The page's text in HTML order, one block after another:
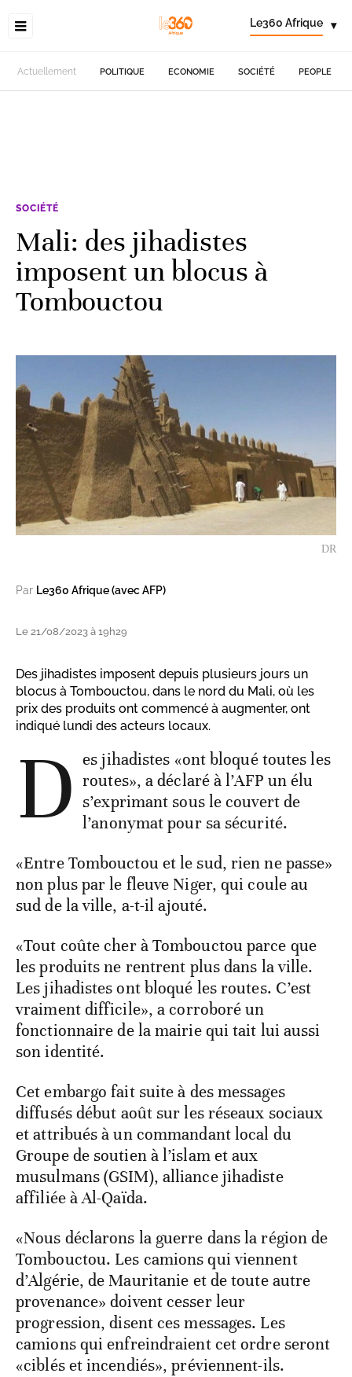
Le360 Afrique ▾
Actuellement POLITIQUE ECONOMIE SOCIÉTÉ PEOPLE
SOCIÉTÉ
Mali: des jihadistes
imposent un blocus à
Tombouctou
DR
Par Le360 Afrique (avec AFP)
Le 21/08/2023 à 19h29
Des jihadistes imposent depuis plusieurs jours un
blocus à Tombouctou, dans le nord du Mali, où les
prix des produits ont commencé à augmenter, ont
indiqué lundi des acteurs locaux.
D es jihadistes «ont bloqué toutes les
routes», a déclaré à l’AFP un élu
s’exprimant sous le couvert de
l’anonymat pour sa sécurité.
«Entre Tombouctou et le sud, rien ne passe»
non plus par le fleuve Niger, qui coule au
sud de la ville, a-t-il ajouté.
«Tout coûte cher à Tombouctou parce que
les produits ne rentrent plus dans la ville.
Les jihadistes ont bloqué les routes. C’est
vraiment difficile», a corroboré un
fonctionnaire de la mairie qui tait lui aussi
son identité.
Cet embargo fait suite à des messages
diffusés début août sur les réseaux sociaux
et attribués à un commandant local du
Groupe de soutien à l’islam et aux
musulmans (GSIM), alliance jihadiste
affiliée à Al-Qaïda.
«Nous déclarons la guerre dans la région de
Tombouctou. Les camions qui viennent
d’Algérie, de Mauritanie et de toute autre
provenance» doivent cesser leur
progression, disent ces messages. Les
camions qui enfreindraient cet ordre seront
«ciblés et incendiés», préviennent-ils.